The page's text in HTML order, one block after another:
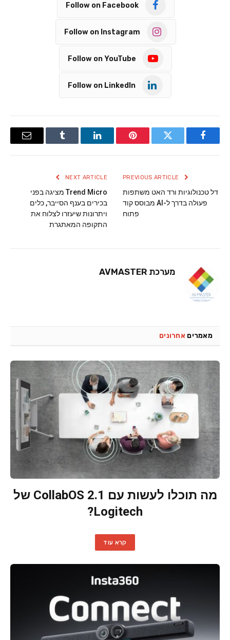
Follow on Facebook
Follow on Instagram
Follow on YouTube
Follow on LinkedIn
Facebook
Twitter
Pinterest
LinkedIn
Tumblr
Email
דל טכנולוגיות ורד האט משתפות
פעולה בדרך ל-AI מבוסס קוד
פתוח
NEXT ARTICLE
Trend Micro מציגה בפני
בכירים בענף הסייבר, כלים
ויתרונות שיעזרו לצלוח את
התקופה המאתגרת
מערכת AVMASTER
מאמרים אחרונים
מה תוכלו לעשות עם CollabOS 2.1 של
Logitech?
קרא עוד